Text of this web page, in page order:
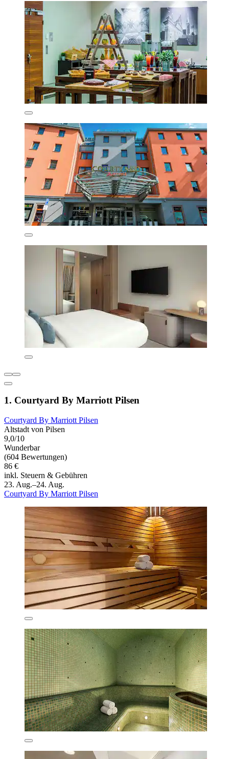
1. Courtyard By Marriott Pilsen
Courtyard By Marriott Pilsen
Altstadt von Pilsen
9,0/10
Wunderbar
(604 Bewertungen)
86 €
inkl. Steuern & Gebühren
23. Aug.–24. Aug.
Courtyard By Marriott Pilsen